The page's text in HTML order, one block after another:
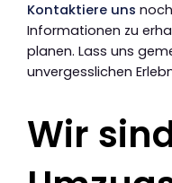
Kontaktiere uns
Informationen zu
planen. Lass uns
unvergesslichen
Wir